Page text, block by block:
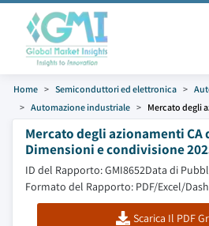
Home Semiconduttori ed elettronica
Automazione industriale
Mercato degli
Mercato degli azionamenti CA
Dimensioni e condivisione
ID del Rapporto: GMI8652Data di
Formato del Rapporto: PDF/Excel/
Scarica Il PDF